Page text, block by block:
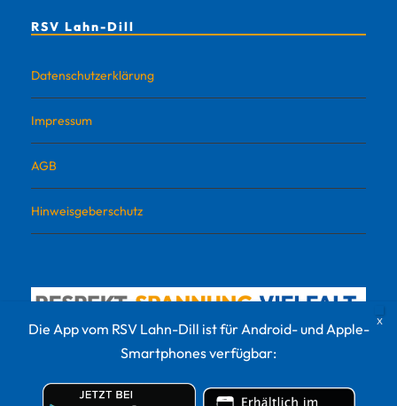
RSV Lahn-Dill
Datenschutzerklärung
Impressum
AGB
Hinweisgeberschutz
Die App vom RSV Lahn-Dill ist für Android- und Apple-
Smartphones verfügbar: